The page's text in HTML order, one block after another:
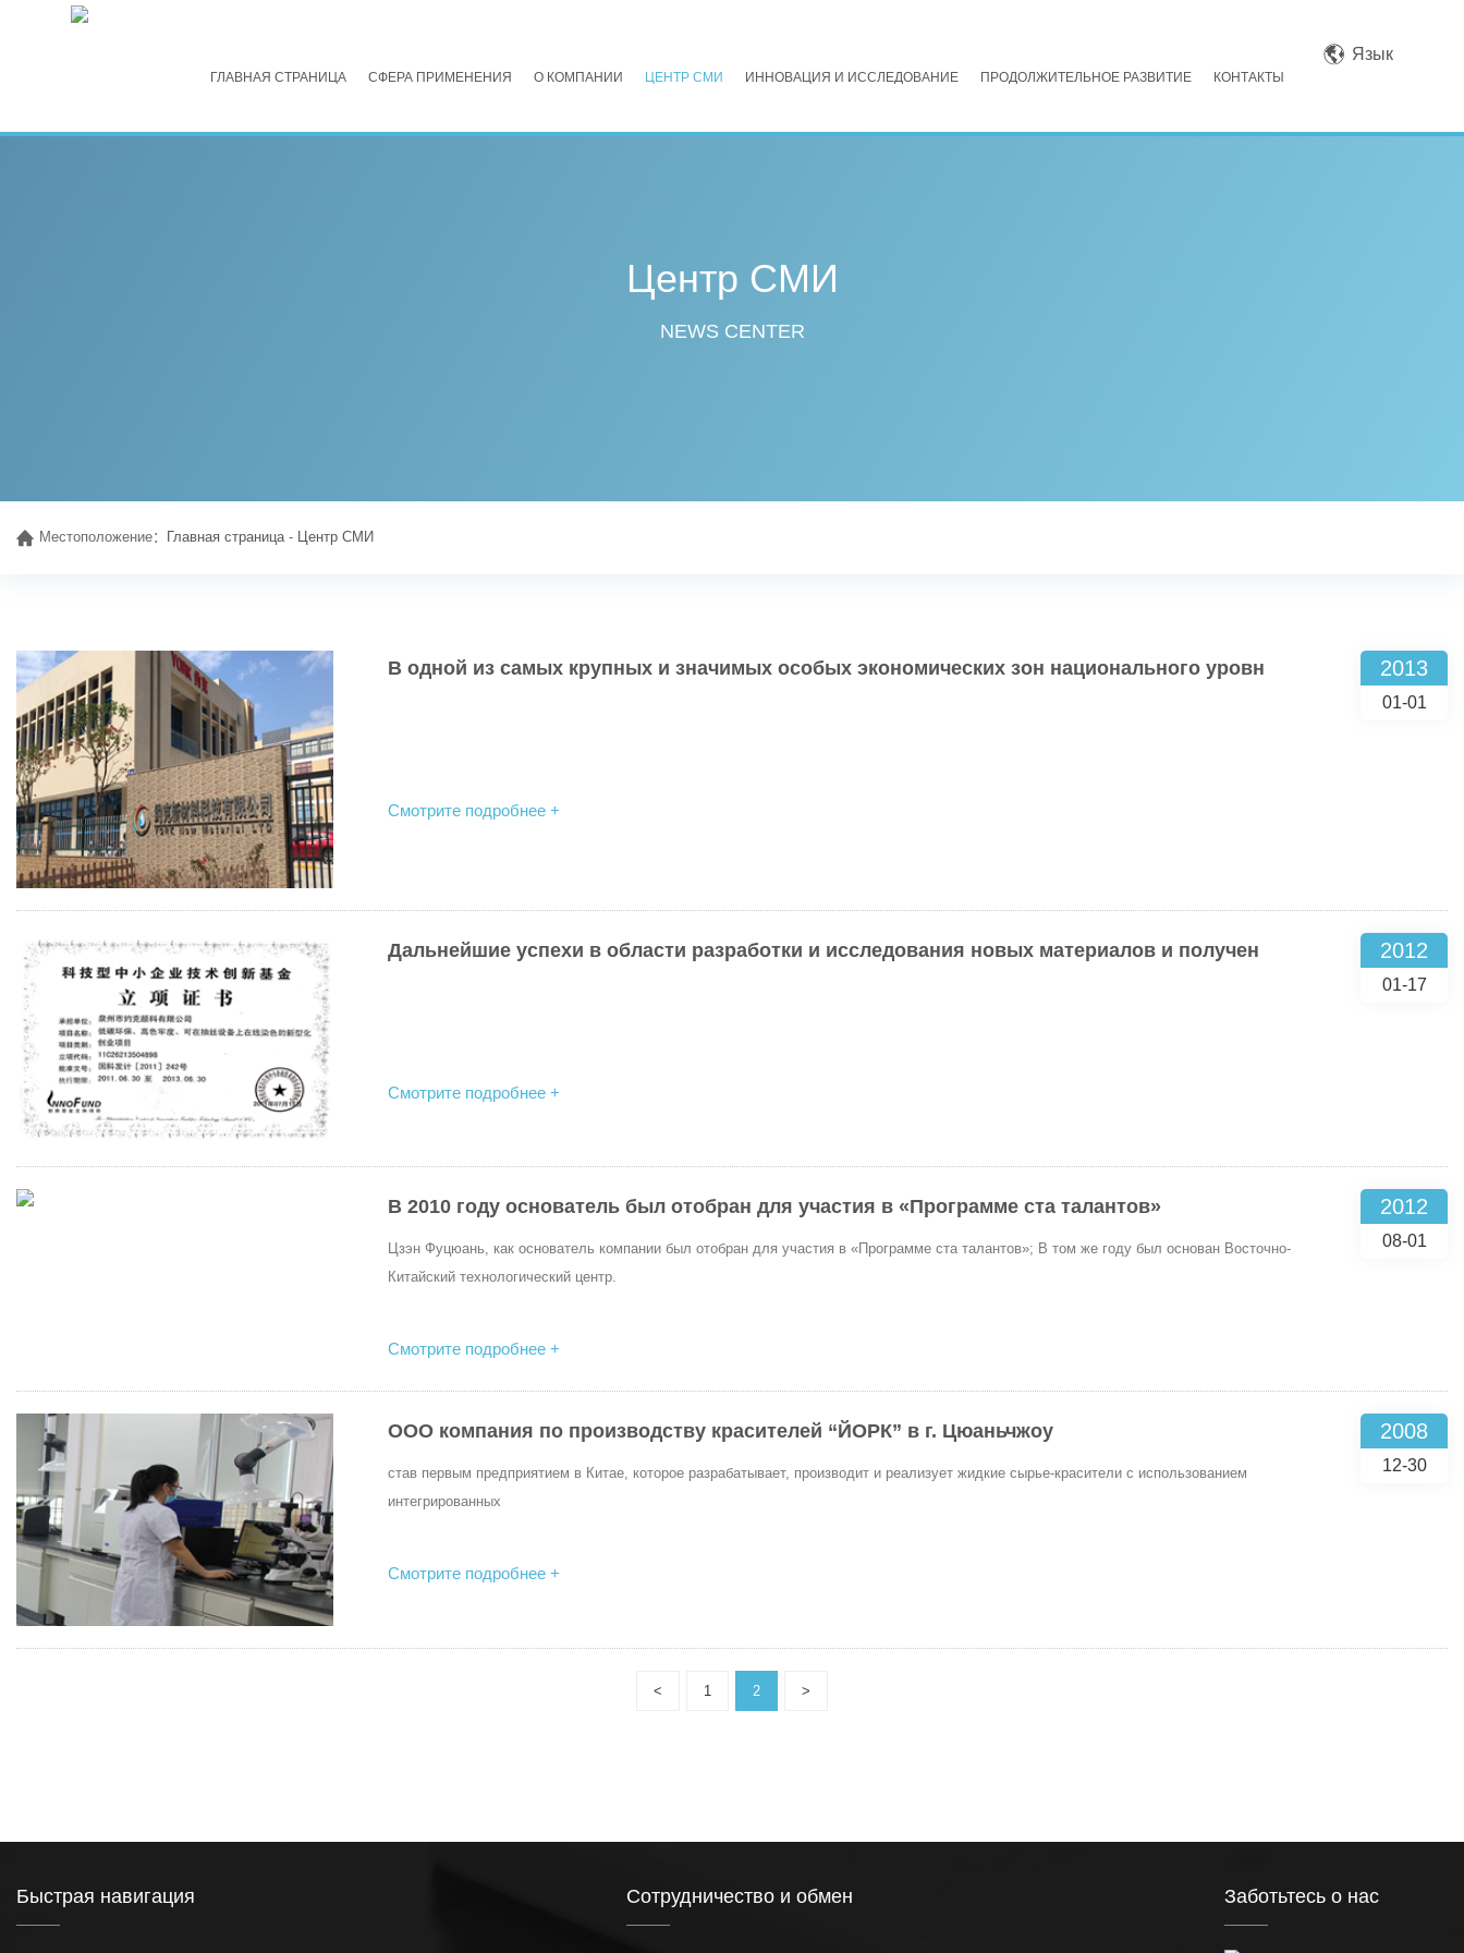
Язык
ГЛАВНАЯ СТРАНИЦА СФЕРА ПРИМЕНЕНИЯ О КОМПАНИИ ЦЕНТР СМИ ИННОВАЦИЯ И ИССЛЕДОВАНИЕ ПРОДОЛЖИТЕЛЬНОЕ РАЗВИТИЕ КОНТАКТЫ
Центр СМИ
NEWS CENTER
Местоположение： Главная страница- Центр СМИ
В одной из самых крупных и значимых особых экономических зон национального уровн
Смотрите подробнее +
2013
01-01
Дальнейшие успехи в области разработки и исследования новых материалов и получен
Смотрите подробнее +
2012
01-17
В 2010 году основатель был отобран для участия в «Программе ста талантов»
Цзэн Фуцюань, как основатель компании был отобран для участия в «Программе ста талантов»; В том же году был основан Восточно-
Китайский технологический центр.
Смотрите подробнее +
2012
08-01
ООО компания по производству красителей “ЙОРК” в г. Цюаньчжоу
став первым предприятием в Китае, которое разрабатывает, производит и реализует жидкие сырье-красители с использованием
интегрированных
Смотрите подробнее +
2008
12-30
< 1 2 >
Быстрая навигация Сотрудничество и обмен Заботьтесь о нас